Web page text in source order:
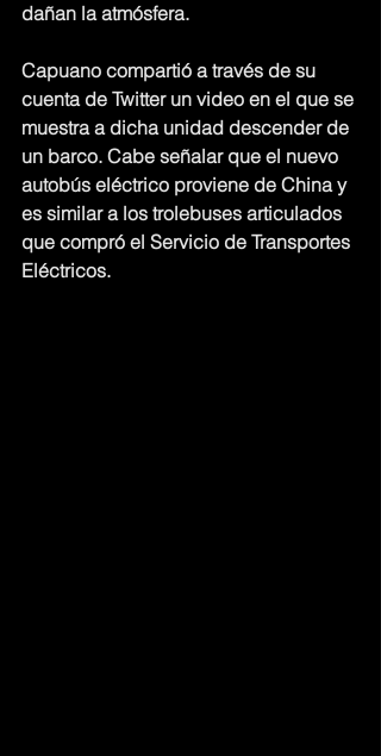
dañan la atmósfera.
Capuano compartió a través de su
cuenta de Twitter un video en el que se
muestra a dicha unidad descender de
un barco. Cabe señalar que el nuevo
autobús eléctrico proviene de China y
es similar a los trolebuses articulados
que compró el Servicio de Transportes
Eléctricos.